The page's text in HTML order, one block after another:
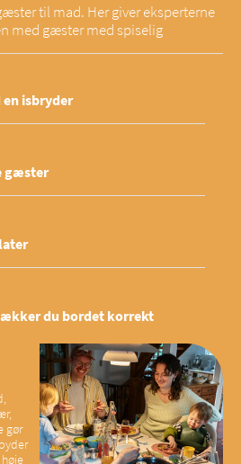
til mad. Her giver eksperterne
med gæster med spiselig
isbryder
gæster
du bordet korrekt
gør